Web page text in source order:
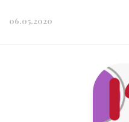
06.05.2020